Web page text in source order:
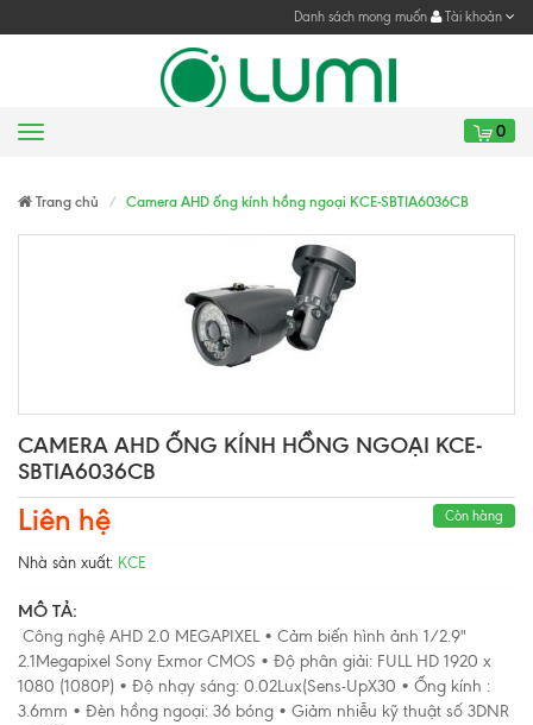
Danh sách mong muốn Tài khoản
Menu 0
Trang chủ Camera AHD ống kính hồng ngoại KCE-SBTIA6036CB
CAMERA AHD ỐNG KÍNH HỒNG NGOẠI KCE-
SBTIA6036CB
Liên hệ Còn hàng
Nhà sản xuất: KCE
MÔ TẢ:
Công nghệ AHD 2.0 MEGAPIXEL • Cảm biến hình ảnh 1/2.9"
2.1Megapixel Sony Exmor CMOS • Độ phân giải: FULL HD 1920 x
1080 (1080P) • Độ nhạy sáng: 0.02Lux(Sens-UpX30 • Ống kính :
3.6mm • Đèn hồng ngoại: 36 bóng • Giảm nhiễu kỹ thuật số 3DNR